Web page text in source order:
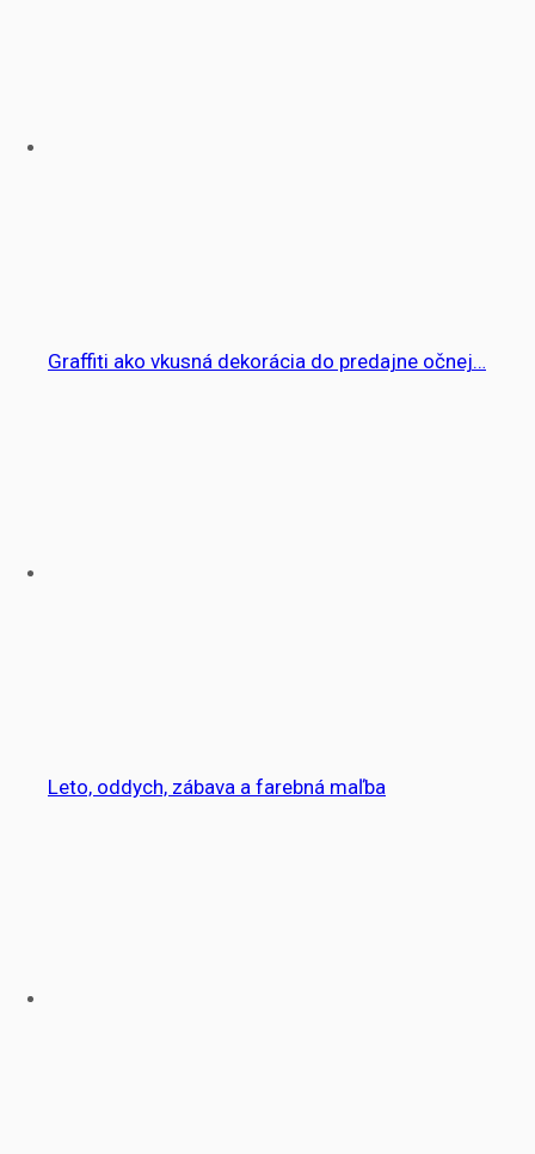
Graffiti ako vkusná dekorácia do predajne očnej…
Leto, oddych, zábava a farebná maľba